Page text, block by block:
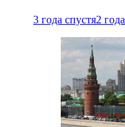
3 года спустя2